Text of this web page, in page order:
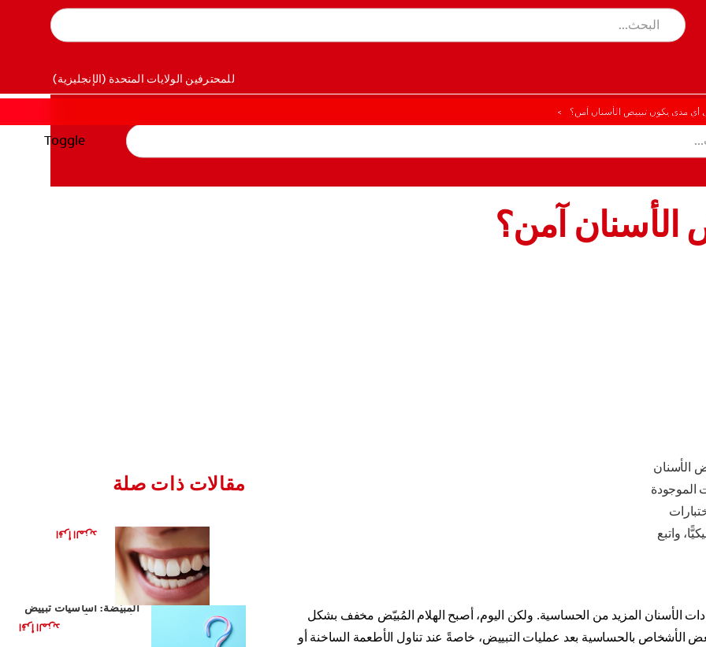
للمحترفين الولايات المتحدة (الإنجليزية)
Toggle
أي مدى يكون تبييض الأسنان آمن؟
آمن؟
الأسنان
الموجودة
واتبع
الأسنان المزيد من الحساسية. ولكن اليوم، أصبح الهلام المُبيّض مخفف بشكل
الأشخاص بالحساسية بعد عمليات التبييض، خاصةً عند تناول الأطعمة الساخنة أو
مقالات ذات صلة
اقرأ المزيد
أساسيات معاجين الأسنان
المبيّضة: أساسيات تبييض
اقرأ المزيد